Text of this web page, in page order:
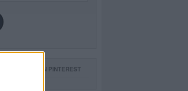
TABLEROS EN PINTEREST